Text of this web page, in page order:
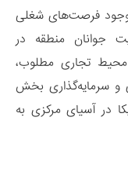
وجود فرصت‌های شغلی
جوانان منطقه در
محیط تجاری مطلوب‌،
و سرمایه‌گذاری بخش
در آسیای مرکزی به